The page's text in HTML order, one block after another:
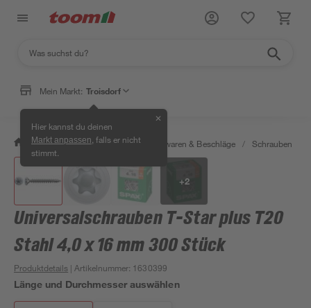
Mein Markt: Troisdorf
Hier kannst du deinen
Markt anpassen , falls er nicht
stimmt.
✕
/ Werkstatt & Maschinen / Eisenwaren & Beschläge / Schrauben
+2
Universalschrauben T-Star plus T20
Stahl 4,0 x 16 mm 300 Stück
Produktdetails | Artikelnummer: 1630399
Länge und Durchmesser auswählen